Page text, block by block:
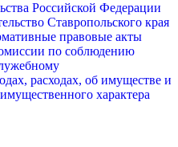
Российской Федерации
Ставропольского края
правовые акты
по соблюдению
расходах, об имуществе и
имущественного характера